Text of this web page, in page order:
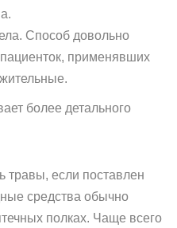
Способ довольно
применявших
более детального
травы, если поставлен
средства обычно
полках. Чаще всего